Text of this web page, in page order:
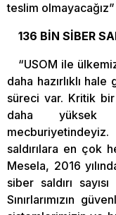
teslim
136 BİN SİBER
“USOM ile
daha hazırlıklı
süreci var. Kritik
daha yüksek
saldırılara en çok
Mesela, 2016
siber saldırı
Sınırlarımızın